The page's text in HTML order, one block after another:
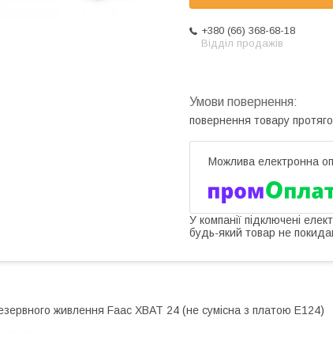
+380 (66) 368-68-18
Відділ продажів
повернення товару
У компанії підключені
будь-який товар не
живлення Faac XBAT 24 (не сумісна з платою E124)